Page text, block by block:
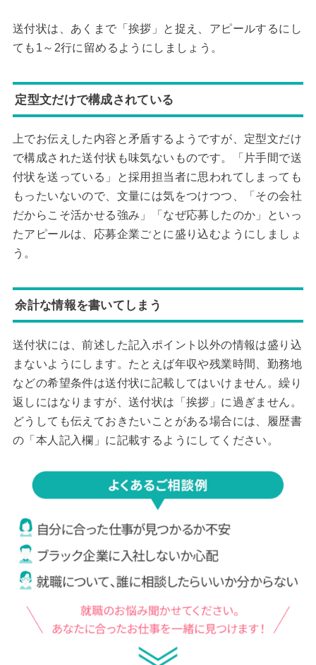
送付状は、あくまで「挨拶」と捉え、アピールするにし
ても1～2行に留めるようにしましょう。
定型文だけで構成されている
上でお伝えした内容と矛盾するようですが、定型文だけ
で構成された送付状も味気ないものです。「片手間で送
付状を送っている」と採用担当者に思われてしまっても
もったいないので、文量には気をつけつつ、「その会社
だからこそ活かせる強み」「なぜ応募したのか」といっ
たアピールは、応募企業ごとに盛り込むようにしましょ
う。
余計な情報を書いてしまう
送付状には、前述した記入ポイント以外の情報は盛り込
まないようにします。たとえば年収や残業時間、勤務地
などの希望条件は送付状に記載してはいけません。繰り
返しにはなりますが、送付状は「挨拶」に過ぎません。
どうしても伝えておきたいことがある場合には、履歴書
の「本人記入欄」に記載するようにしてください。